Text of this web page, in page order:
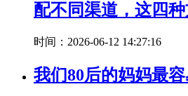
配不同渠道，这四
时间：2026-06-12 14:27:16
我们80后的妈妈最